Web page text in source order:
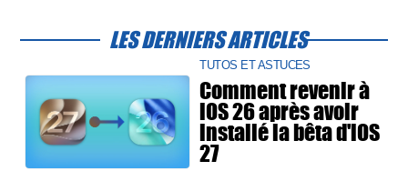
LES DERNIERS ARTICLES
TUTOS ET ASTUCES
Comment revenir à
iOS 26 après avoir
installé la bêta d'iOS
27